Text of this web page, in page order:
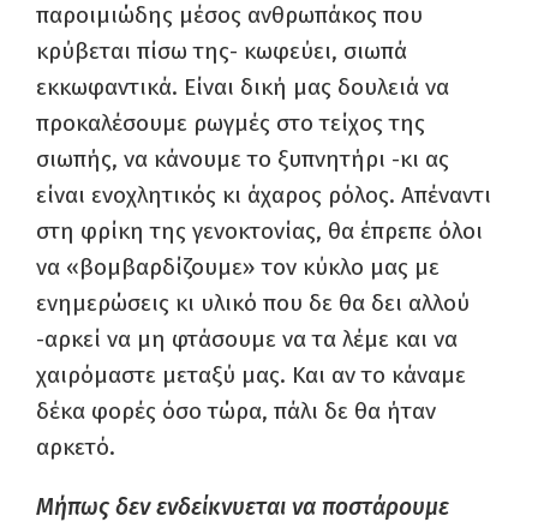
παροιμιώδης μέσος ανθρωπάκος που
κρύβεται πίσω της- κωφεύει, σιωπά
εκκωφαντικά. Είναι δική μας δουλειά να
προκαλέσουμε ρωγμές στο τείχος της
σιωπής, να κάνουμε το ξυπνητήρι -κι ας
είναι ενοχλητικός κι άχαρος ρόλος. Απέναντι
στη φρίκη της γενοκτονίας, θα έπρεπε όλοι
να «βομβαρδίζουμε» τον κύκλο μας με
ενημερώσεις κι υλικό που δε θα δει αλλού
-αρκεί να μη φτάσουμε να τα λέμε και να
χαιρόμαστε μεταξύ μας. Και αν το κάναμε
δέκα φορές όσο τώρα, πάλι δε θα ήταν
αρκετό.
Μήπως δεν ενδείκνυεται να ποστάρουμε